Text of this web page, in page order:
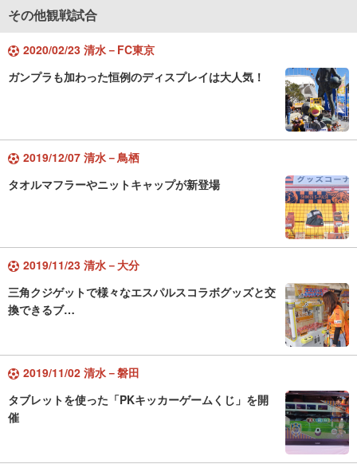
その他観戦試合
2020/02/23 清水－FC東京
ガンプラも加わった恒例のディスプレイは大人気！
2019/12/07 清水－鳥栖
タオルマフラーやニットキャップが新登場
2019/11/23 清水－大分
三角クジゲットで様々なエスパルスコラボグッズと交
換できるブ…
2019/11/02 清水－磐田
タブレットを使った「PKキッカーゲームくじ」を開
催